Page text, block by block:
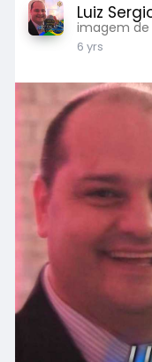
Luiz
imagem de
6 yrs